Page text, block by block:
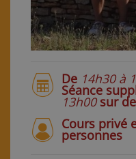
De 14h30 à
Séance
13h00sur
Cours privé
personnes